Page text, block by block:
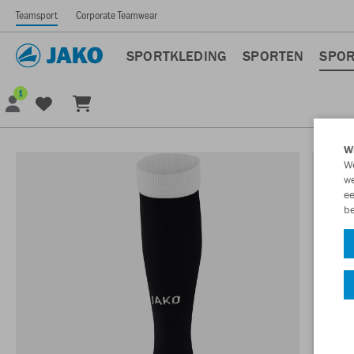
Teamsport Corporate Teamwear
SPORTKLEDING SPORTEN
1